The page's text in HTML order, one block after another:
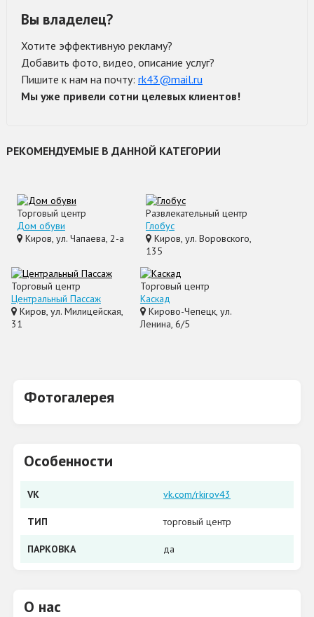
Вы владелец?
Хотите эффективную рекламу?
Добавить фото, видео, описание услуг?
Пишите к нам на почту: rk43@mail.ru
Мы уже привели сотни целевых клиентов!
РЕКОМЕНДУЕМЫЕ В ДАННОЙ КАТЕГОРИИ
Торговый центр
Дом обуви
Киров, ул. Чапаева, 2-а
Развлекательный центр
Глобус
Киров, ул. Воровского,
135
Торговый центр
Центральный Пассаж
Киров, ул. Милицейская,
31
Торговый центр
Каскад
Кирово-Чепецк, ул.
Ленина, 6/5
О нас
Особенности
VK vk.com/rkirov43
ТИП торговый центр
ПАРКОВКА да
Фотогалерея